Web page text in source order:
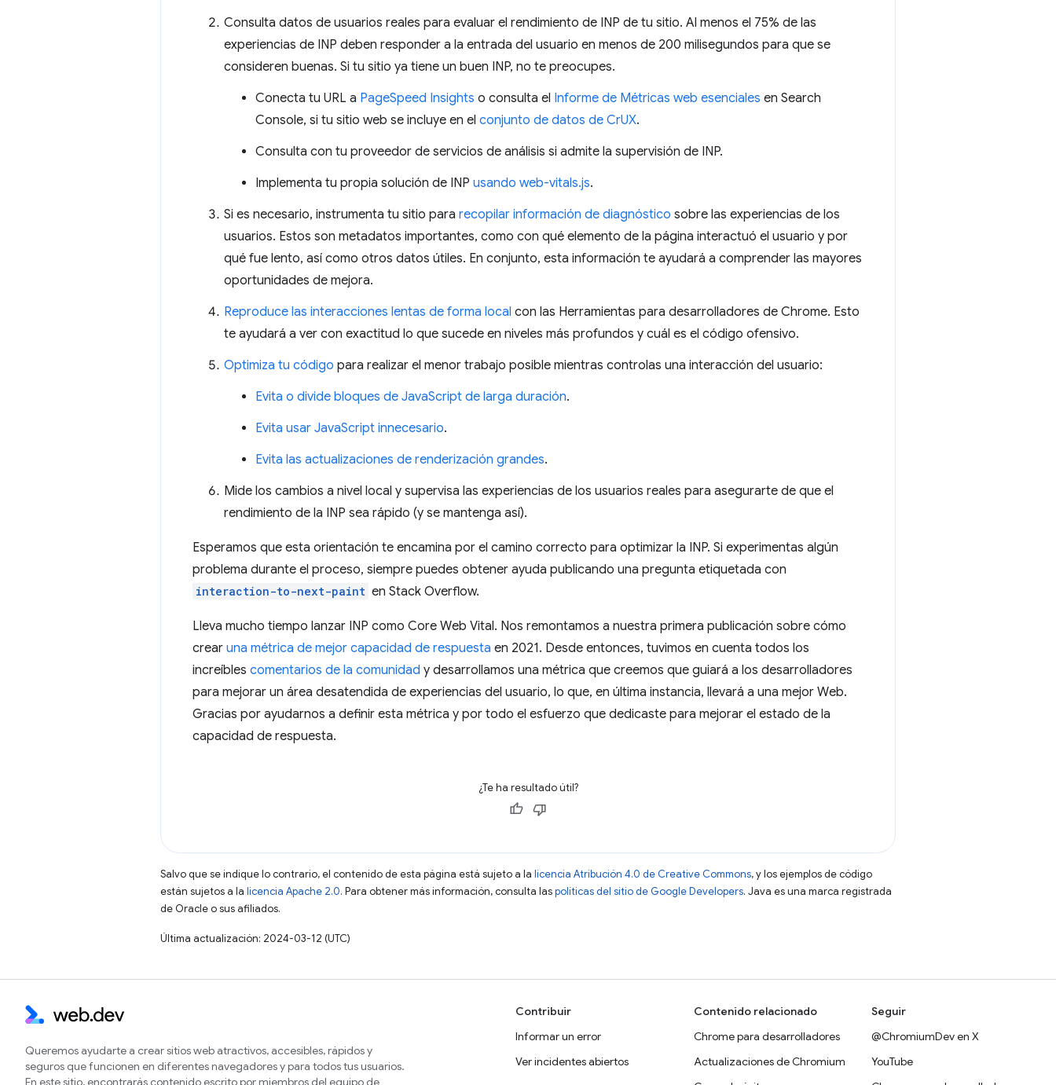
Consulta datos de usuarios reales para evaluar el rendimiento de INP de tu sitio. Al menos el 75% de las
experiencias de INP deben responder a la entrada del usuario en menos de 200 milisegundos para que se
consideren buenas. Si tu sitio ya tiene un buen INP, no te preocupes.
Conecta tu URL a PageSpeed Insights o consulta el Informe de Métricas web esenciales en Search
Console, si tu sitio web se incluye en el conjunto de datos de CrUX.
Consulta con tu proveedor de servicios de análisis si admite la supervisión de INP.
Implementa tu propia solución de INP usando web-vitals.js.
Si es necesario, instrumenta tu sitio para recopilar información de diagnóstico sobre las experiencias de los
usuarios. Estos son metadatos importantes, como con qué elemento de la página interactuó el usuario y por
qué fue lento, así como otros datos útiles. En conjunto, esta información te ayudará a comprender las mayores
oportunidades de mejora.
Reproduce las interacciones lentas de forma local con las Herramientas para desarrolladores de Chrome. Esto
te ayudará a ver con exactitud lo que sucede en niveles más profundos y cuál es el código ofensivo.
Optimiza tu código para realizar el menor trabajo posible mientras controlas una interacción del usuario:
Evita o divide bloques de JavaScript de larga duración.
Evita usar JavaScript innecesario.
Evita las actualizaciones de renderización grandes.
Mide los cambios a nivel local y supervisa las experiencias de los usuarios reales para asegurarte de que el
rendimiento de la INP sea rápido (y se mantenga así).
Esperamos que esta orientación te encamina por el camino correcto para optimizar la INP. Si experimentas algún
problema durante el proceso, siempre puedes obtener ayuda publicando una pregunta etiquetada con
interaction-to-next-paint en Stack Overflow.
Lleva mucho tiempo lanzar INP como Core Web Vital. Nos remontamos a nuestra primera publicación sobre cómo
crear una métrica de mejor capacidad de respuesta en 2021. Desde entonces, tuvimos en cuenta todos los
increíbles comentarios de la comunidad y desarrollamos una métrica que creemos que guiará a los desarrolladores
para mejorar un área desatendida de experiencias del usuario, lo que, en última instancia, llevará a una mejor Web.
Gracias por ayudarnos a definir esta métrica y por todo el esfuerzo que dedicaste para mejorar el estado de la
capacidad de respuesta.
¿Te ha resultado útil?
Salvo que se indique lo contrario, el contenido de esta página está sujeto a la licencia Atribución 4.0 de Creative Commons, y los ejemplos de código
están sujetos a la licencia Apache 2.0. Para obtener más información, consulta laspolíticas del sitio de Google Developers. Java es una marca registrada
de Oracle o sus afiliados.
Última actualización: 2024-03-12 (UTC)
Queremos ayudarte a crear sitios web atractivos, accesibles, rápidos y
seguros que funcionen en diferentes navegadores y para todos tus usuarios.
En este sitio, encontrarás contenido escrito por miembros del equipo de
Contribuir
Informar un error
Ver incidentes abiertos
Contenido relacionado
Chrome para desarrolladores
Actualizaciones de Chromium
Seguir
@ChromiumDev en X
YouTube